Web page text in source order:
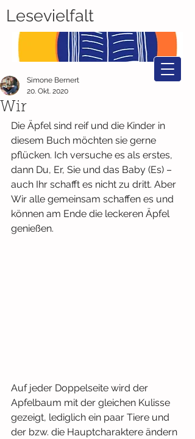
Lesevielfalt
Wir
Simone Bernert
20. Okt. 2020
Die Äpfel sind reif und die Kinder in
diesem Buch möchten sie gerne
pflücken. Ich versuche es als erstes,
dann Du, Er, Sie und das Baby (Es) –
auch Ihr schafft es nicht zu dritt. Aber
Wir alle gemeinsam schaffen es und
können am Ende die leckeren Äpfel
genießen.
Auf jeder Doppelseite wird der
Apfelbaum mit der gleichen Kulisse
gezeigt, lediglich ein paar Tiere und
der bzw. die Hauptcharaktere ändern